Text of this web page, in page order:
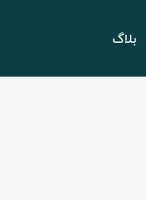
بلاگ